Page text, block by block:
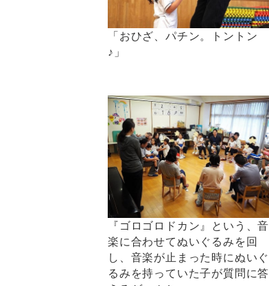
「おひざ、パチン。トントン
♪」
『ゴロゴロドカン』という、音
楽に合わせてぬいぐるみを回
し、音楽が止まった時にぬいぐ
るみを持っていた子が質問に答